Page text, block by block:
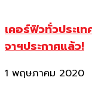
เคอร์ฟิวทั่วประเ
จาฯประกาศแล้ว!
1 พฤษภาคม 2020